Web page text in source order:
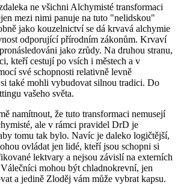
ne všichni Alchymisté transformaci
mezi nimi panuje na tuto "nelidskou"
jako kouzelnictví se dá krvavá alchymie
odporující přírodním zákonům. Krvaví
jako zrůdy. Na druhou stranu,
kteří cestují po vsích i městech a v
své schopnosti relativně levně
také mohli vybudovat silnou tradici. Do
vašeho světa.
namítnout, že tuto transformaci nemusejí
ale v rámci pravidel DrD je
tomu tak bylo. Navíc je daleko logičtější,
ovládat jen lidé, kteří jsou schopni si
lektvary a nejsou závislí na externích
mohou být chladnokrevní, jen
a jedině Zloděj vám může vybrat kapsu.